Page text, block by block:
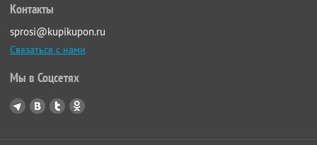
Контакты
sprosi@kupikupon.ru
Связаться с нами
Мы в Соцсетях